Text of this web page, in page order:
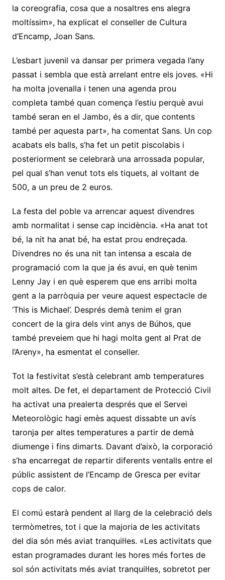
la coreografia, cosa que a nosaltres ens alegra
moltíssim», ha explicat el conseller de Cultura
d’Encamp, Joan Sans.
L’esbart juvenil va dansar per primera vegada l’any
passat i sembla que està arrelant entre els joves. «Hi
ha molta jovenalla i tenen una agenda prou
completa també quan comença l’estiu perquè avui
també seran en el Jambo, és a dir, que contents
també per aquesta part», ha comentat Sans. Un cop
acabats els balls, s’ha fet un petit piscolabis i
posteriorment se celebrarà una arrossada popular,
pel qual s’han venut tots els tiquets, al voltant de
500, a un preu de 2 euros.
La festa del poble va arrencar aquest divendres
amb normalitat i sense cap incidència. «Ha anat tot
bé, la nit ha anat bé, ha estat prou endreçada.
Divendres no és una nit tan intensa a escala de
programació com la que ja és avui, en què tenim
Lenny Jay i en què esperem que ens arribi molta
gent a la parròquia per veure aquest espectacle de
‘This is Michael’. Després demà tenim el gran
concert de la gira dels vint anys de Búhos, que
també preveiem que hi hagi molta gent al Prat de
l’Areny», ha esmentat el conseller.
Tot la festivitat s’està celebrant amb temperatures
molt altes. De fet, el departament de Protecció Civil
ha activat una prealerta després que el Servei
Meteorològic hagi emès aquest dissabte un avís
taronja per altes temperatures a partir de demà
diumenge i fins dimarts. Davant d’això, la corporació
s’ha encarregat de repartir diferents ventalls entre el
públic assistent de l’Encamp de Gresca per evitar
cops de calor.
El comú estarà pendent al llarg de la celebració dels
termòmetres, tot i que la majoria de les activitats
del dia són més aviat tranquil·les. «Les activitats que
estan programades durant les hores més fortes de
sol són activitats més aviat tranquil·les, sobretot per